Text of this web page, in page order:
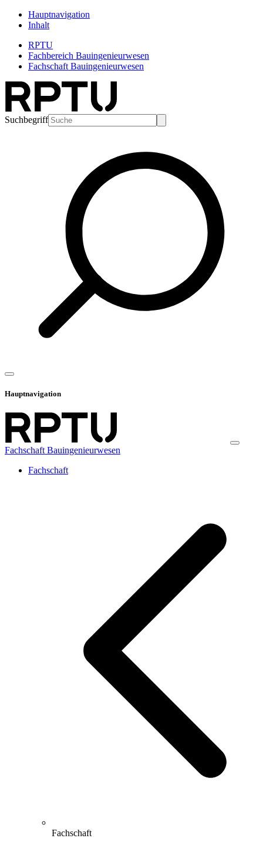
Hauptnavigation
Inhalt
RPTU
Fachbereich Bauingenieurwesen
Fachschaft Bauingenieurwesen
Suchbegriff
Hauptnavigation
Fachschaft Bauingenieurwesen
Fachschaft
Fachschaft